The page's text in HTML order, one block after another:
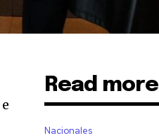
Read more
Nacionales